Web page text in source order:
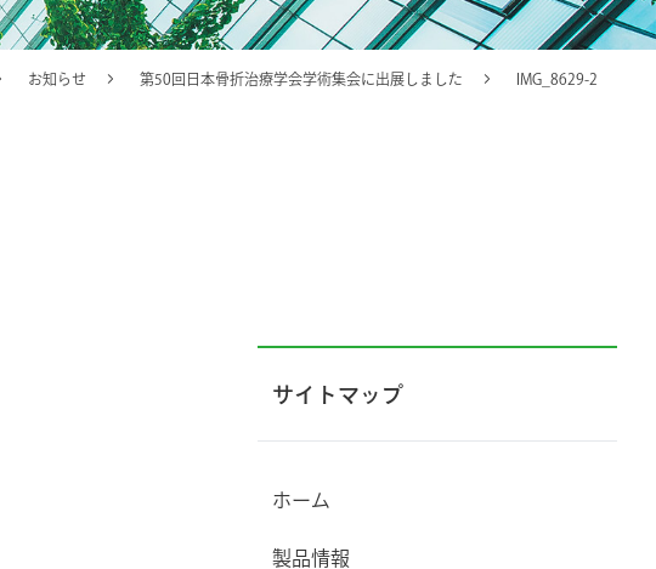
お知らせ 第50回日本骨折治療学会学術集会に出展しました IMG_8629-2
サイトマップ
ホーム
製品情報